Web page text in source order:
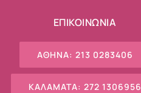
ΕΠΙΚΟΙΝΩΝΙΑ
ΑΘΗΝΑ: 213 0283406
ΚΑΛΑΜΑΤΑ: 272 1306956